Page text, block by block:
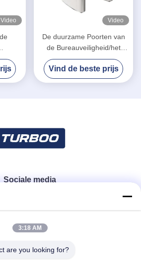
Video
de
100w
Video
De duurzame Poorten van
de Bureauveiligheid/het
Voetturnstile Poort
Nauwkeurige Plaatsen
Vind de beste prijs
Sociale media
Snel contact
3:18 AM
are you looking for?